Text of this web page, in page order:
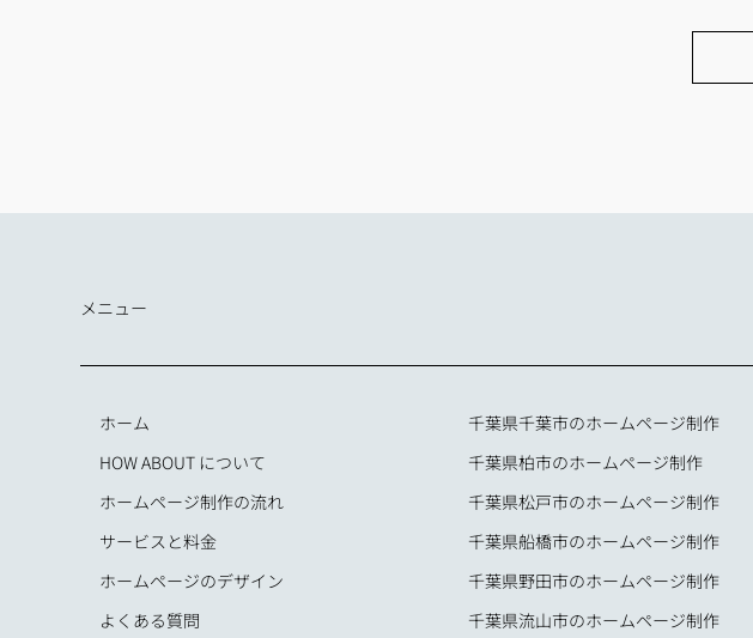
メニュー
ホーム
HOW ABOUT について
ホームページ制作の流れ
サービスと料金
ホームページのデザイン
よくある質問
千葉県千葉市のホームページ制作
千葉県柏市のホームページ制作
千葉県松戸市のホームページ制作
千葉県船橋市のホームページ制作
千葉県野田市のホームページ制作
千葉県流山市のホームページ制作